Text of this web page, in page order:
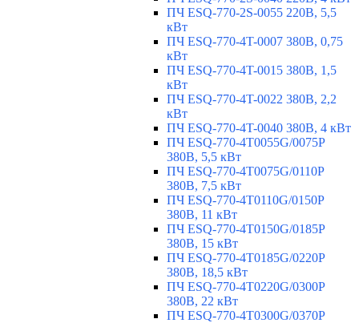
ПЧ ESQ-770-2S-0055 220В, 5,5
кВт
ПЧ ESQ-770-4T-0007 380В, 0,75
кВт
ПЧ ESQ-770-4T-0015 380В, 1,5
кВт
ПЧ ESQ-770-4T-0022 380В, 2,2
кВт
ПЧ ESQ-770-4T-0040 380В, 4 кВт
ПЧ ESQ-770-4T0055G/0075P
380В, 5,5 кВт
ПЧ ESQ-770-4T0075G/0110P
380В, 7,5 кВт
ПЧ ESQ-770-4T0110G/0150P
380В, 11 кВт
ПЧ ESQ-770-4T0150G/0185P
380В, 15 кВт
ПЧ ESQ-770-4T0185G/0220P
380В, 18,5 кВт
ПЧ ESQ-770-4T0220G/0300P
380В, 22 кВт
ПЧ ESQ-770-4T0300G/0370P